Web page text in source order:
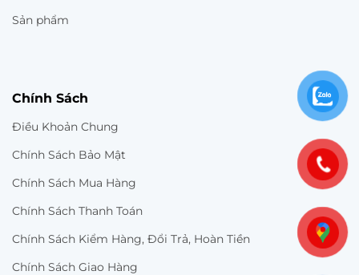
Sản phẩm
Chính Sách
Điều Khoản Chung
Chính Sách Bảo Mật
Chính Sách Mua Hàng
Chính Sách Thanh Toán
Chính Sách Kiểm Hàng, Đổi Trả, Hoàn Tiền
Chính Sách Giao Hàng